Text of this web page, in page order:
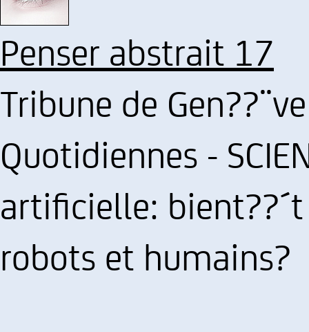
Penser abstrait 17
Tribune de
Quotidiennes -
artificielle:
robots et humains?